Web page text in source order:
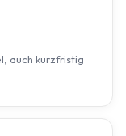
auch kurzfristig